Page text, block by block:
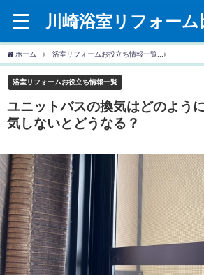
川崎浴室リフォー
ホーム 浴室リフォームお役立ち情報一覧
浴室リフォームお役立ち情報一覧
ユニットバスの換気はどのよう
気しないとどうなる？